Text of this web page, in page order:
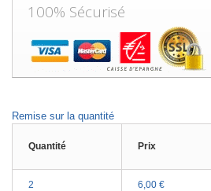
100% Sécurisé
Remise sur la quantité
Quantité Prix
2 6,00 €